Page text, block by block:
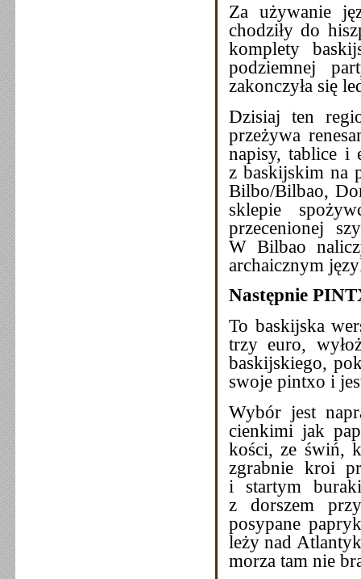
Za używanie
chodziły do
komplety
podziemnej
zakonczyła się
Dzisiaj ten
przeżywa
napisy, tablice i
z baskijskim na
Bilbo/Bilbao,
sklepie
przecenionej
W Bilbao
archaicznym
Następnie
To baskijska
trzy euro,
baskijskiego,
swoje pintxo i
Wybór jest
cienkimi jak
kości, ze świń,
zgrabnie kroi
i startym
z dorszem
posypane
leży nad
morza tam nie